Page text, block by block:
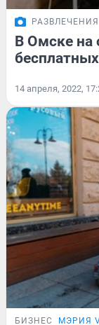
РАЗВЛЕЧЕНИЯ
В Омске на
14 апреля, 2022,
БИЗНЕС МЭРИЯ